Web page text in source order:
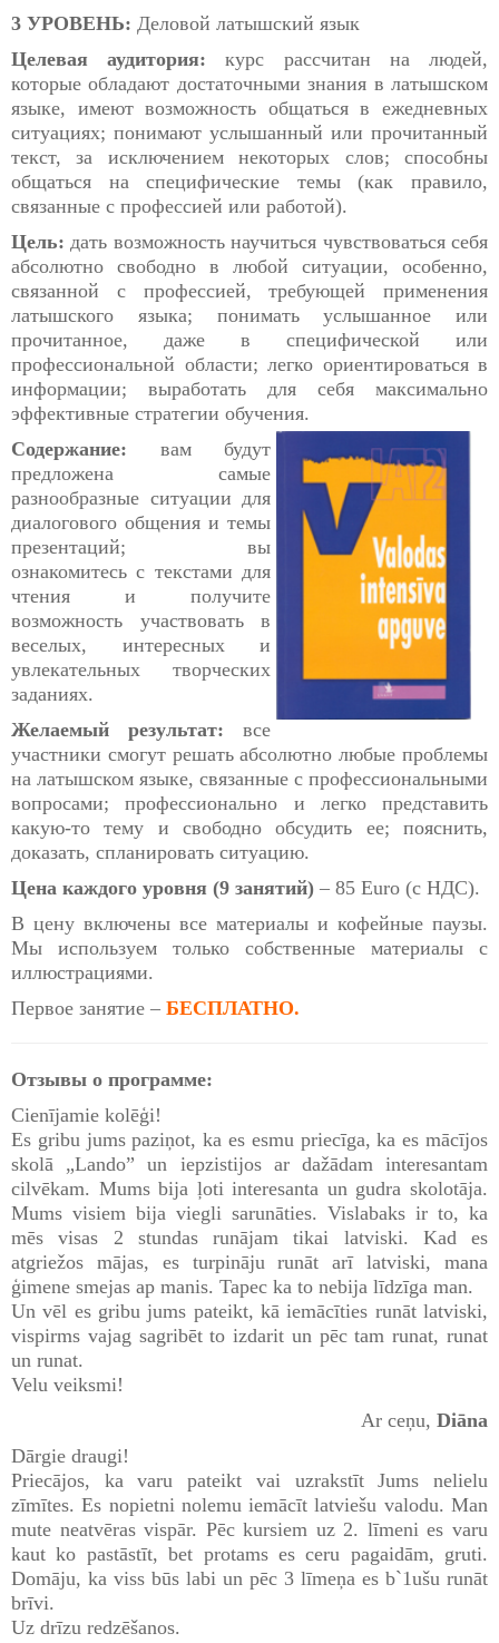
3 УРОВЕНЬ: Деловой латышский язык
Целевая аудитория: курс рассчитан на людей,
которые обладают достаточными знания в латышском
языке, имеют возможность общаться в ежедневных
ситуациях; понимают услышанный или прочитанный
текст, за исключением некоторых слов; способны
общаться на специфические темы (как правило,
связанные с профессией или работой).
Цель: дать возможность научиться чувствоваться себя
абсолютно свободно в любой ситуации, особенно,
связанной с профессией, требующей применения
латышского языка; понимать услышанное или
прочитанное, даже в специфической или
профессиональной области; легко ориентироваться в
информации; выработать для себя максимально
эффективные стратегии обучения.
Содержание: вам будут
предложена самые
разнообразные ситуации для
диалогового общения и темы
презентаций; вы
ознакомитесь с текстами для
чтения и получите
возможность участвовать в
веселых, интересных и
увлекательных творческих
заданиях.
Желаемый результат: все
участники смогут решать абсолютно любые проблемы
на латышском языке, связанные с профессиональными
вопросами; профессионально и легко представить
какую-то тему и свободно обсудить ее; пояснить,
доказать, спланировать ситуацию.
Цена каждого уровня (9 занятий) – 85 Euro (с НДС).
В цену включены все материалы и кофейные паузы.
Мы используем только собственные материалы с
иллюстрациями.
Первое занятие – БЕСПЛАТНО.
Отзывы о программе:
Cienījamie kolēģi!
Es gribu jums paziņot, ka es esmu priecīga, ka es mācījos
skolā „Lando” un iepzistijos ar dažādam interesantam
cilvēkam. Mums bija ļoti interesanta un gudra skolotāja.
Mums visiem bija viegli sarunāties. Vislabaks ir to, ka
mēs visas 2 stundas runājam tikai latviski. Kad es
atgriežos mājas, es turpināju runāt arī latviski, mana
ģimene smejas ap manis. Tapec ka to nebija līdzīga man.
Un vēl es gribu jums pateikt, kā iemācīties runāt latviski,
vispirms vajag sagribēt to izdarit un pēc tam runat, runat
un runat.
Velu veiksmi!
Ar ceņu, Diāna
Dārgie draugi!
Priecājos, ka varu pateikt vai uzrakstīt Jums nelielu
zīmītes. Es nopietni nolemu iemācīt latviešu valodu. Man
mute neatvēras vispār. Pēc kursiem uz 2. līmeni es varu
kaut ko pastāstīt, bet protams es ceru pagaidām, gruti.
Domāju, ka viss būs labi un pēc 3 līmeņa es b`1ušu runāt
brīvi.
Uz drīzu redzēšanos.